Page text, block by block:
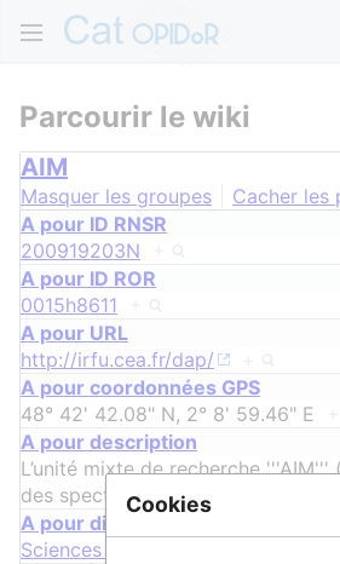
Parcourir le wiki
AIM
Masquer les groupes
Cacher les
A pour ID RNSR
200919203N
A pour ID ROR
0015h8611
A pour URL
http://irfu.cea.fr/dap/
A pour coordonnées GPS
48° 42' 42.08" N, 2° 8' 59.46" E
A pour description
L’unité mixte de recherche '''AIM'''
des spectro-imageurs spatiaux.
A pour discipline
Sciences & Technologies
Cookies